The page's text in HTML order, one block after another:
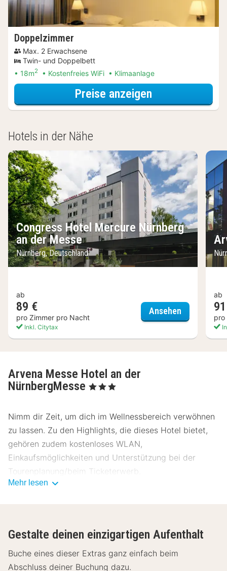
Doppelzimmer
Max. 2 Erwachsene
Twin- und Doppelbett
18m2 Kostenfreies WiFi Klimaanlage
Preise anzeigen
Hotels in der Nähe
Congress Hotel Mercure Nürnberg
an der Messe
Nürnberg, Deutschland
ab
89 €
pro Zimmer pro Nacht
Inkl. Citytax
Ansehen Congress
ab
pro
Arvena Messe Hotel an der
NürnbergMesse , 3 Sterne
Nimm dir Zeit, um dich im Wellnessbereich verwöhnen
zu lassen. Zu den Highlights, die dieses Hotel bietet,
gehören zudem kostenloses WLAN,
Einkaufsmöglichkeiten und Unterstützung bei der
Tourenplanung/beim Ticketerwerb.
Durst kannst du an der Bar/Lounge stillen. Gegen
Gebühr wird täglich von 06:30 Uhr bis 10:00 Uhr ein
Frühstücksbuffet angeboten.
Mehr lesen
Gestalte deinen einzigartigen Aufenthalt
Buche eines dieser Extras ganz einfach beim
Abschluss deiner Buchung dazu.